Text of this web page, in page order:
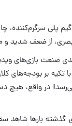
پلی سرگرم‌کننده،
از ضعف شدید و
صنعت بازی‌های
بر بودجه‌های
می‌رسد! در واقع،
بارها شاهد سقوط